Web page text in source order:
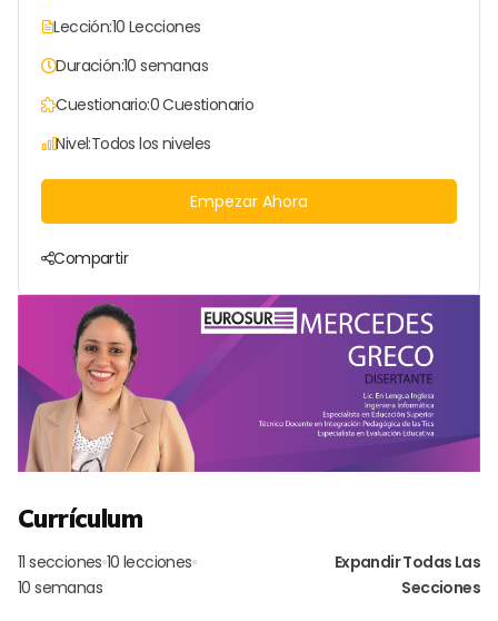
Currículum
11 secciones 10 lecciones
10 semanas
Expandir Todas Las
Secciones
Lección:10 Lecciones
Duración:10 semanas
Cuestionario:0 Cuestionario
Nivel:Todos los niveles
Empezar Ahora
Compartir